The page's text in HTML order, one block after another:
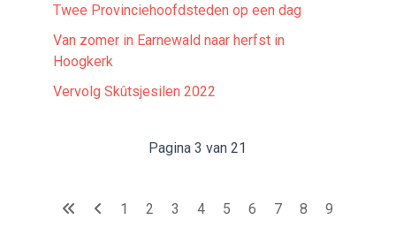
Twee Provinciehoofdsteden op een dag
Van zomer in Earnewald naar herfst in
Hoogkerk
Vervolg Skûtsjesilen 2022
Pagina 3 van 21
1 2 3 4 5 6 7 8
9